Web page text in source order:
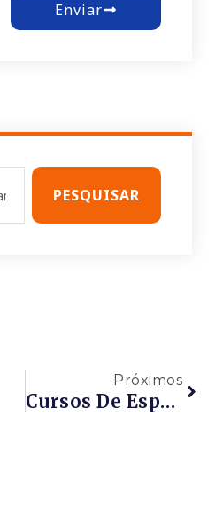
Enviar
PESQUISAR
Próximos
Cursos De Especialização Mantar HVAC